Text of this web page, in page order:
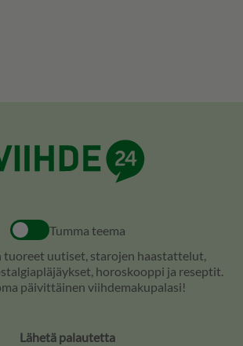
Tumma teema
tuoreet uutiset, starojen haastattelut,
horoskooppi ja reseptit.
päivittäinen viihdemakupalasi!
Lähetä palautetta